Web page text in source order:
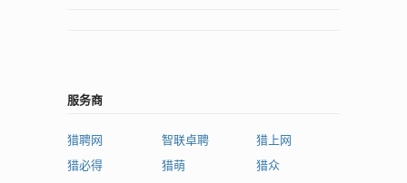
服务商
猎聘网 智联卓聘
猎上网
猎必得
猎萌
猎众